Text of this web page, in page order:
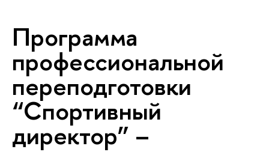
Программа
профессиональной
переподготовки
“Спортивный
директор” –